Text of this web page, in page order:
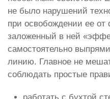
не было нарушений
при освобождении ее от
заложенный в ней
самостоятельно
линию. Главное не
соблюдать простые
работать с бухтой